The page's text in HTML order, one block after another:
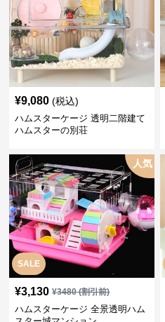
¥9,080 (税込)
ハムスターケージ 透明二階建て
ハムスターの別荘
SALE
人気
¥3,130 ¥3480(割引前)
ハムスターケージ 全景透明ハム